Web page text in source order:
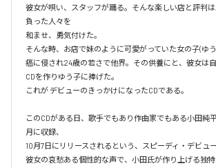
彼女が唄い、スタッフが踊る。そんな楽しい店と評判
負った人々を
和ませ、勇気付けた。
そんな時、お店で妹のように可愛がっていた女の子(ゆう
癌に侵され24歳の若さで他界。その供養にと、彼女は
CDを作りゆう子に捧げた。
これが デビューのきっかけになったCDである。
このCDがある日、歌手でもあり作曲家でもある小田純
月に収録、
10月7日にリリースされるという、スピーディ・デビュー
彼女の哀愁ある個性的な声で、小田氏が作り上げる独